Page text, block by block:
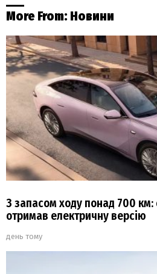
More From: Новини
З запасом ходу понад 700 км:
отримав електричну версію
день тому